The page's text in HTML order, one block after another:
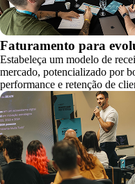
Faturamento para
Estabeleça um modelo de
mercado, potencializado por
performance e retenção de